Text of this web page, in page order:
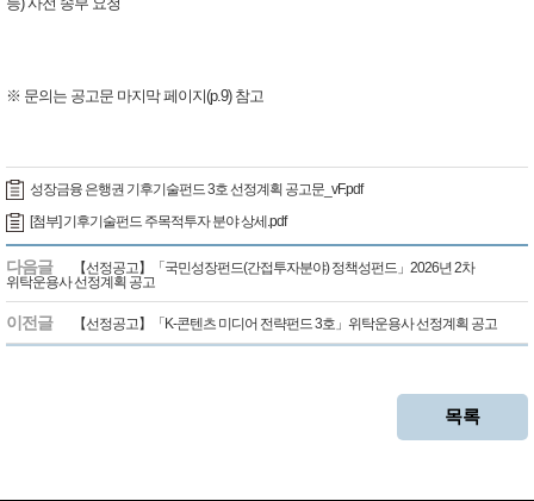
※ 문의는 공고문 마지막 페이지(p.9) 참고
성장금융 은행권 기후기술펀드 3호 선정계획 공고문_vF.pdf
[첨부] 기후기술펀드 주목적투자 분야 상세.pdf
다음글
【선정공고】「국민성장펀드(간접투자분야) 정책성펀드」2026년 2차
위탁운용사 선정계획 공고
이전글 【선정공고】「K-콘텐츠 미디어 전략펀드 3호」위탁운용사 선정계획 공고
목록